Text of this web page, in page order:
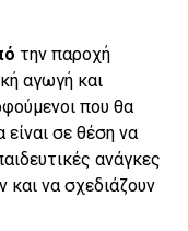
την παροχή
αγωγή και
που θα
σε θέση να
ανάγκες
να σχεδιάζουν